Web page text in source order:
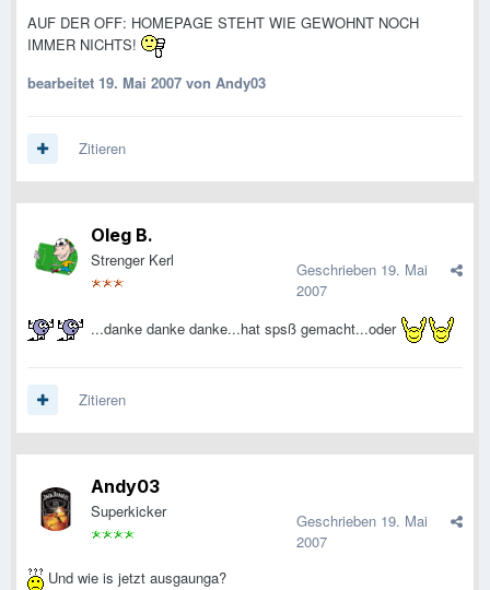
AUF DER OFF: HOMEPAGE STEHT WIE GEWOHNT NOCH
IMMER NICHTS!
bearbeitet 19. Mai 2007 von Andy03
Zitieren
Oleg B.
Strenger Kerl Geschrieben 19. Mai
2007
...danke danke danke...hat spsß gemacht...oder
Zitieren
Andy03
Superkicker Geschrieben 19. Mai
2007
Und wie is jetzt ausgaunga?